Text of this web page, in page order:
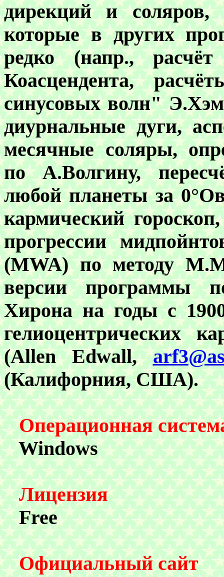
дирекций и
которые в других
редко (напр.,
Коасцендента,
синусовых волн"
диурнальные дуги,
месячные соляры,
по А.Волгину,
любой планеты за
кармический
прогрессии
(MWA) по методу
версии программы
Хирона на годы с
гелиоцентрических
(Allen Edwall,arf3@
(Калифорния, США).
Операционная
Windows
Лицензия
Free
Официальный сайт